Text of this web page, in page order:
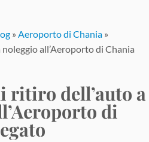
» Aeroporto di Chania »
all’Aeroporto di Chania
ritiro dell’auto a
di